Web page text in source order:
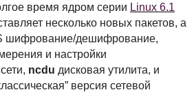
время ядром серии Linux 6.1
несколько новых пакетов, а
шифрование/дешифрование,
и настройки
ncdu дисковая утилита, и
версия сетевой